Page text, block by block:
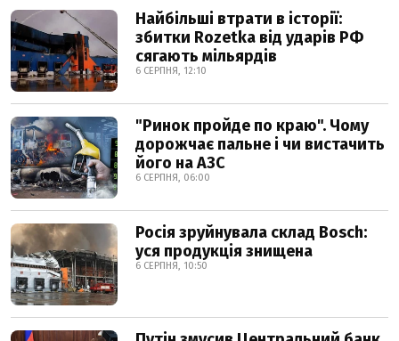
Найбільші втрати в історії:
збитки Rozetka від ударів РФ
сягають мільярдів
6 СЕРПНЯ, 12:10
"Ринок пройде по краю". Чому
дорожчає пальне і чи вистачить
його на АЗС
6 СЕРПНЯ, 06:00
Росія зруйнувала склад Bosch:
уся продукція знищена
6 СЕРПНЯ, 10:50